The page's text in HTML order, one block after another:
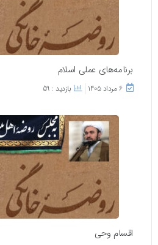
برنامه‌های عملی اسلام
۶ مرداد ۱۴۰۵ بازدید : 59
اقسام وحی